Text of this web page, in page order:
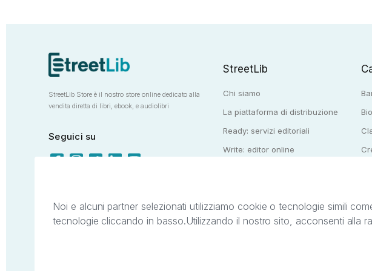
StreetLib Store è il nostro store online dedicato alla
vendita diretta di libri, ebook, e audiolibri
Seguici su
StreetLib
Chi siamo
La piattaforma di distribuzione
Ready: servizi editoriali
Write: editor online
Il presente sito web è di proprietà di StreetLib S.r.l. C.F. e P.IVA
Noi e alcuni partner selezionati utilizziamo cookie o tecnologie simili
tecnologie cliccando in basso.Utilizzando il nostro sito, acconsenti alla